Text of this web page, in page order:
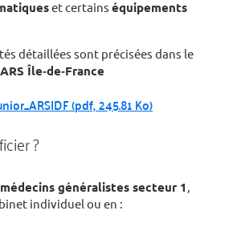
et certains équipements
détaillées sont précisées dans le
Île‑de‑France
(pdf, 245.81 Ko)
?
médecins généralistes secteur 1 ,
individuel ou en :